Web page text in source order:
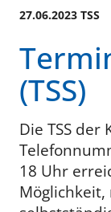
27.06.2023 TSS
(TSS)
Die TSS
18 Uhr